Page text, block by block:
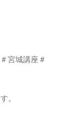
宮城講座＃
。